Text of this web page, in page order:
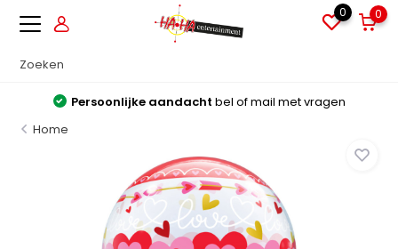
0 0
Persoonlijke aandacht bel of mail met vragen
Home